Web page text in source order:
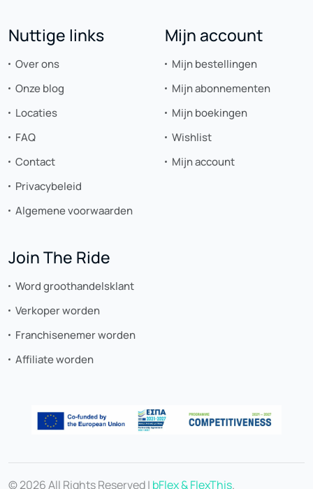
Nuttige links
Over ons
Onze blog
Locaties
FAQ
Contact
Privacybeleid
Algemene voorwaarden
Mijn account
Mijn bestellingen
Mijn abonnementen
Mijn boekingen
Wishlist
Mijn account
Join The Ride
Word groothandelsklant
Verkoper worden
Franchisenemer worden
Affiliate worden
© 2026 All Rights Reserved | bFlex & FlexThis.